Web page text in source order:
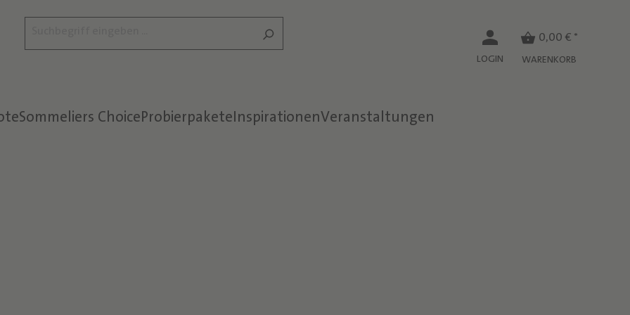
LOGIN
0,00 € *
WARENKORB
Sommeliers ChoiceProbierpaketeInspirationenVeranstaltungen